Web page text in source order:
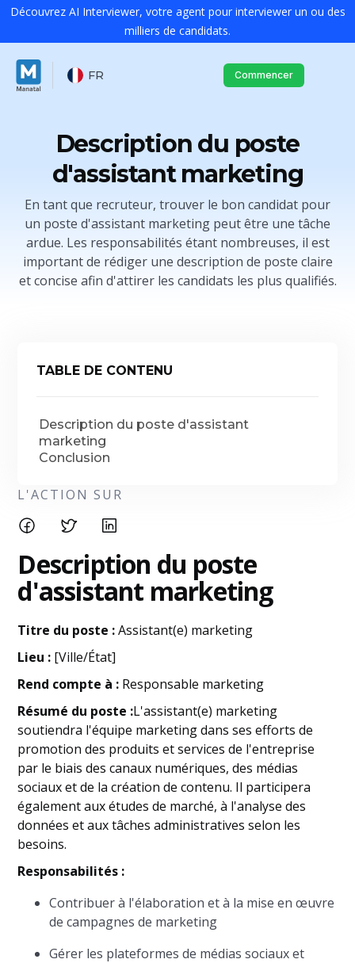
Découvrez AI Interviewer, votre agent pour interviewer un ou des
milliers de candidats.
FR Commencer
Description du poste
d'assistant marketing
En tant que recruteur, trouver le bon candidat pour
un poste d'assistant marketing peut être une tâche
ardue. Les responsabilités étant nombreuses, il est
important de rédiger une description de poste claire
et concise afin d'attirer les candidats les plus qualifiés.
TABLE DE CONTENU
Description du poste d'assistant
marketing
Conclusion
L'ACTION SUR
Description du poste
d'assistant marketing
Titre du poste :Assistant(e) marketing
Lieu : [Ville/État]
Rend compte à : Responsable marketing
Résumé du poste :L'assistant(e) marketing
soutiendra l'équipe marketing dans ses efforts de
promotion des produits et services de l'entreprise
par le biais des canaux numériques, des médias
sociaux et de la création de contenu. Il participera
également aux études de marché, à l'analyse des
données et aux tâches administratives selon les
besoins.
Responsabilités :
Contribuer à l'élaboration et à la mise en œuvre
de campagnes de marketing
Gérer les plateformes de médias sociaux et